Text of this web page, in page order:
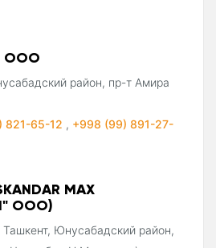
ООО
район, пр-т Амира
821-65-12 , +998 (99) 891-27-
MAX
ООО)
Ташкент, Юнусабадский район,